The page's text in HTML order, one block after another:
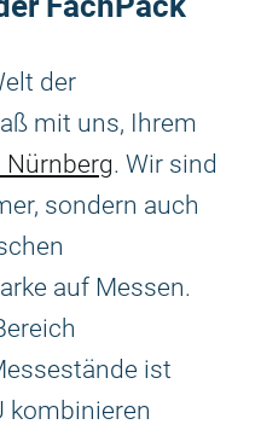
der
mit uns, Ihrem
Nürnberg. Wir sind
sondern auch
auf Messen.
ist
kombinieren